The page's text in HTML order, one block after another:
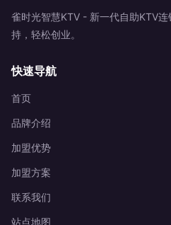
雀时光智慧KTV - 新一代自助KTV
持，轻松创业。
快速导航
首页
品牌介绍
加盟优势
加盟方案
联系我们
站点地图